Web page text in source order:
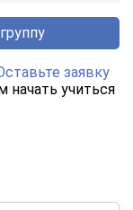
заявку
учиться